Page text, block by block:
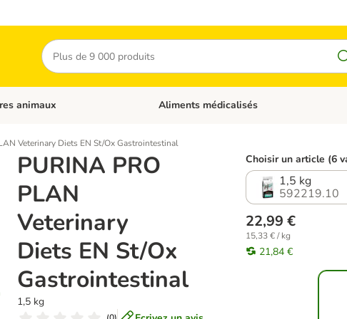
Rechercher
les catégories: Chats
animaux Dérouler les catégories: Autres animaux
Aliments médicalisés
Veterinary Diets EN St/Ox Gastrointestinal
PURINA PRO
PLAN
Veterinary
Diets EN St/Ox
Gastrointestinal
1,5 kg
Choisir un article (6
1,5 kg
592219.10
22,99 €
15,33 € / kg
21,84 €